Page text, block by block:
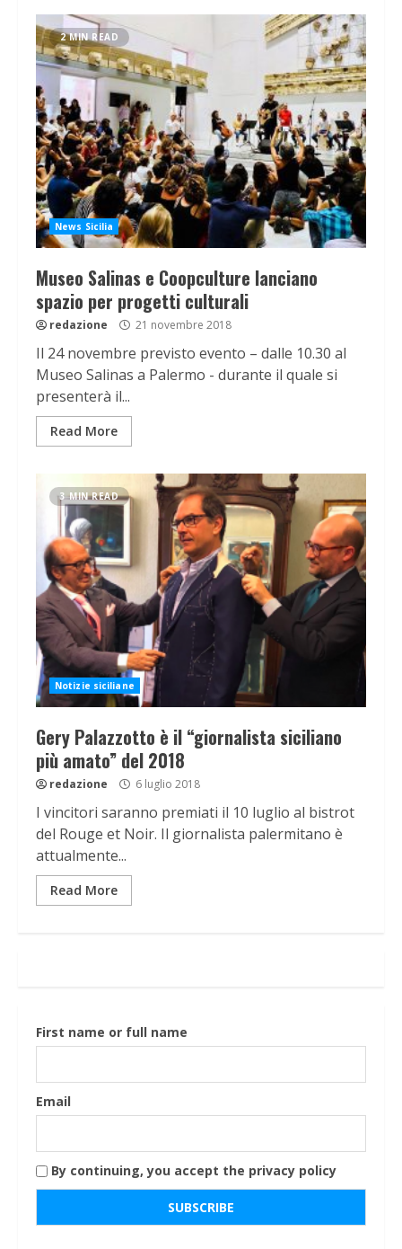
2 MIN READ
News Sicilia
Museo Salinas e Coopculture lanciano
spazio per progetti culturali
redazione 21 novembre 2018
Il 24 novembre previsto evento – dalle 10.30 al
Museo Salinas a Palermo - durante il quale si
presenterà il...
Read More
3 MIN READ
Notizie siciliane
Gery Palazzotto è il “giornalista siciliano
più amato” del 2018
redazione 6 luglio 2018
I vincitori saranno premiati il 10 luglio al bistrot
del Rouge et Noir. Il giornalista palermitano è
attualmente...
Read More
First name or full name
Email
By continuing, you accept the privacy policy